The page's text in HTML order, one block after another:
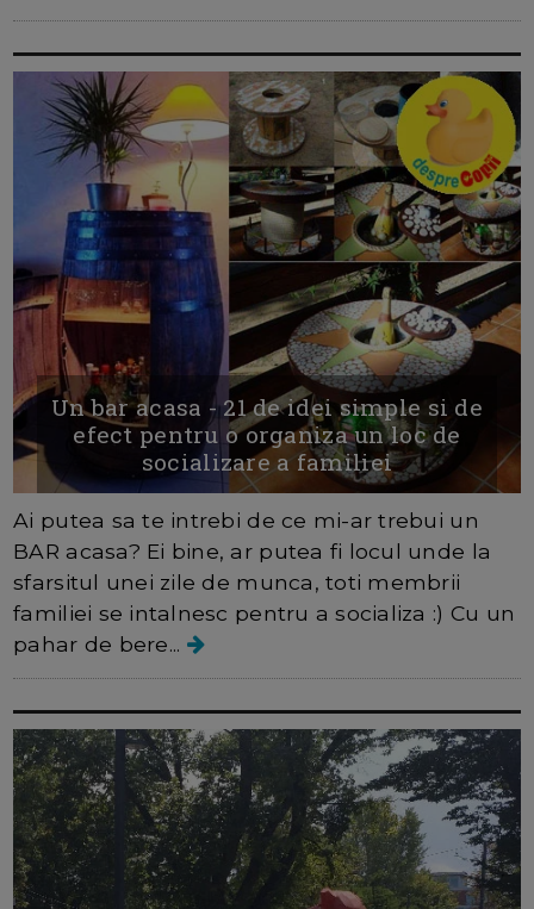
Un bar acasa - 21 de idei simple si de
efect pentru o organiza un loc de
socializare a familiei
Ai putea sa te intrebi de ce mi-ar trebui un
BAR acasa? Ei bine, ar putea fi locul unde la
sfarsitul unei zile de munca, toti membrii
familiei se intalnesc pentru a socializa :) Cu un
pahar de bere...